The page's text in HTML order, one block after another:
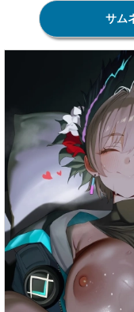
includes/js/wp-emoji-サム